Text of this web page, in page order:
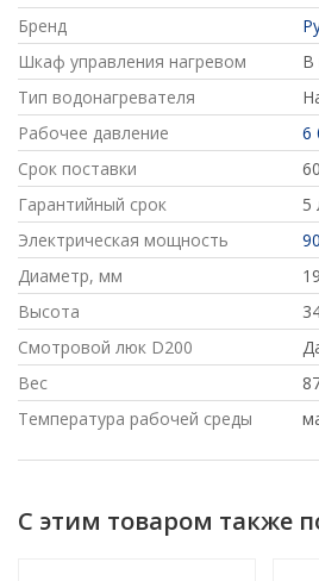
Бренд
Шкаф управления нагревом
В
Тип водонагревателя
Рабочее давление
6
Срок поставки
Гарантийный срок
5
Электрическая мощность
Диаметр, мм
Высота
Смотровой люк D200
Вес
Температура рабочей среды
С этим товаром также